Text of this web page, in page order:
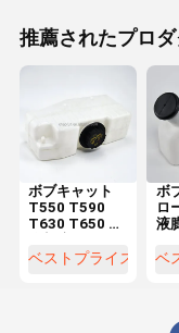
推薦されたプロダ
ボブキャット
T550 T590
T630 T650 水
7220028 ロー
ベストプライス
ボ
ロ
液
ベ